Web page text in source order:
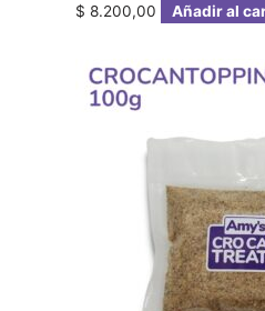
$ 8.200,00 Añadir al